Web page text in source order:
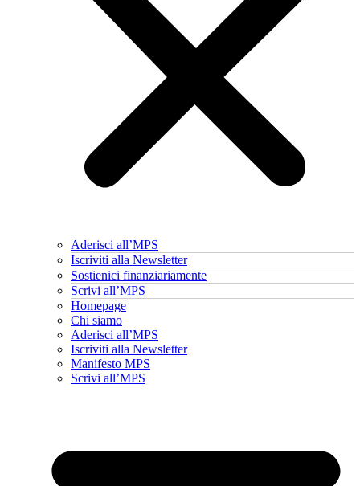
Aderisci all’MPS
Iscriviti alla Newsletter
Sostienici finanziariamente
Scrivi all’MPS
Homepage
Chi siamo
Aderisci all’MPS
Iscriviti alla Newsletter
Manifesto MPS
Scrivi all’MPS